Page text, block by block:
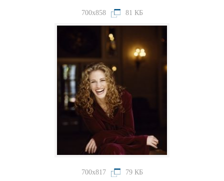
700x858 81 КБ
700x817 79 КБ